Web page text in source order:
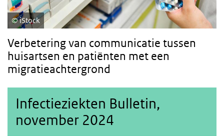
iStock
Verbetering van communicatie tussen
huisartsen en patiënten met een
migratieachtergrond
Infectieziekten Bulletin,
november 2024